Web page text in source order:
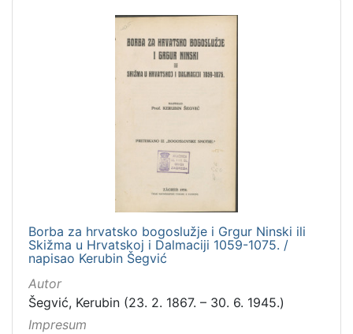
Borba za hrvatsko bogoslužje i Grgur Ninski ili
Skižma u Hrvatskoj i Dalmaciji 1059-1075. /
napisao Kerubin Šegvić
Autor
Šegvić, Kerubin (23. 2. 1867. – 30. 6. 1945.)
Impresum